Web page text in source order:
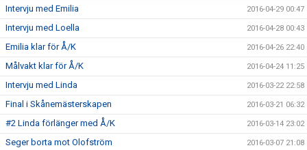
Intervju med Emilia 2016-04-29 00:47
Intervju med Loella 2016-04-28 00:43
Emilia klar för Å/K 2016-04-26 22:40
Målvakt klar för Å/K 2016-04-24 11:25
Intervju med Linda 2016-03-22 22:58
Final i Skånemästerskapen 2016-03-21 06:32
#2 Linda förlänger med Å/K 2016-03-14 23:02
Seger borta mot Olofström 2016-03-07 21:08